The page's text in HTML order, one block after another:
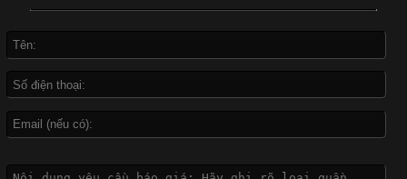
được ứng dụng rộng rãi trong ngành sản xuất may mặc, đặc
Đại